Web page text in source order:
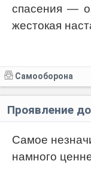
спасения —
жестокая
Самооборона
Проявление
Самое
намного